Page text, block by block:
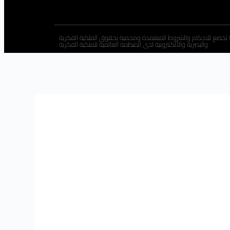
تخضع للاحكام والشروط المعتمدة ومحمية بحقوق الملكية الفكرية
والبصرية والألكتترونية لدى المنظمة العالمية للملكية الفكرية